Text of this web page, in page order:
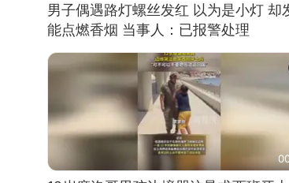
男子偶遇路灯螺丝发红 以为是小灯 却
能点燃香烟 当事人：已报警处理